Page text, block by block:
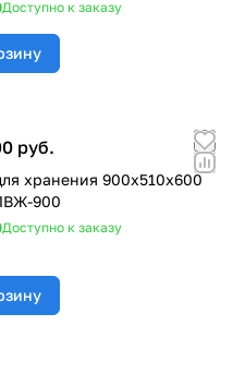
Доступно к заказу
руб.
хранения 900x510x600
900
Доступно к заказу